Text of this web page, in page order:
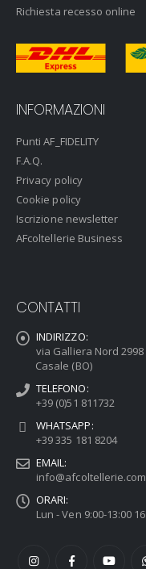
Richiesta recesso online
INFORMAZIONI
Punti AF_FIDELITY
F.A.Q.
Privacy policy
Cookie policy
Iscrizione newsletter
AFcoltellerie Business
CONTATTI
INDIRIZZO:
via Galliera Nord
Casale (BO)
TELEFONO:
+39 (0)51 811732
WHATSAPP:
+39 335 181 8204
EMAIL:
info@afcoltellerie.com
ORARI:
Lun - Ven 9:00-13:00